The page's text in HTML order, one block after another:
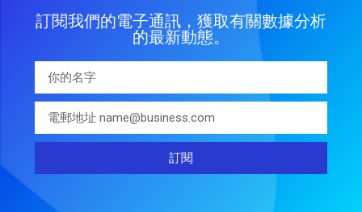
訂閱我們的電子通訊，獲取有關數據分析
的最新動態。
訂閱